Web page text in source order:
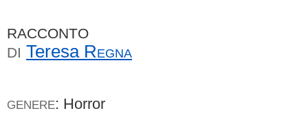
RACCONTO
DI Teresa Regna
GENERE: Horror